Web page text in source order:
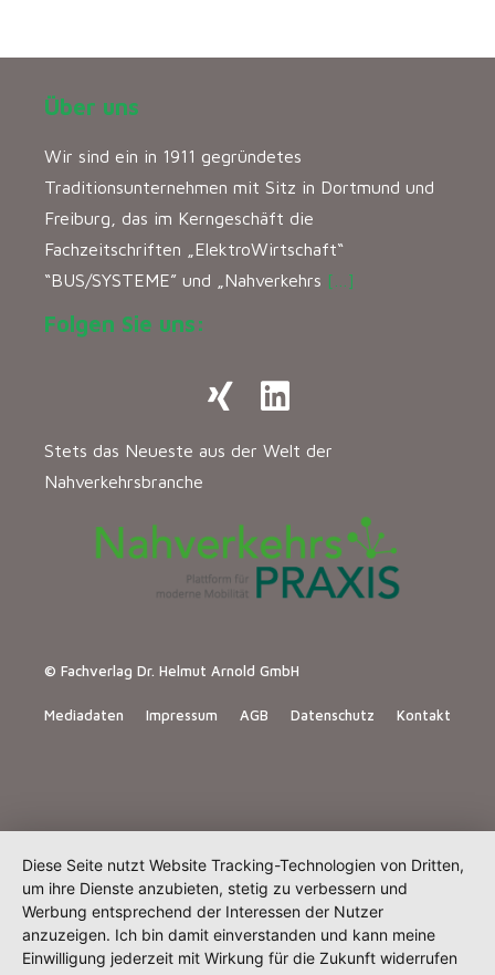
Über uns
Wir sind ein in 1911 gegründetes
Traditionsunternehmen mit Sitz in Dortmund und
Freiburg, das im Kerngeschäft die
Fachzeitschriften „ElektroWirtschaft“
“BUS/SYSTEME” und „Nahverkehrs […]
Folgen Sie uns:
Stets das Neueste aus der Welt der
Nahverkehrsbranche
© Fachverlag Dr. Helmut Arnold GmbH
Mediadaten Impressum AGB Datenschutz Kontakt
Diese Seite nutzt Website Tracking-Technologien von Dritten,
um ihre Dienste anzubieten, stetig zu verbessern und
Werbung entsprechend der Interessen der Nutzer
anzuzeigen. Ich bin damit einverstanden und kann meine
Einwilligung jederzeit mit Wirkung für die Zukunft widerrufen